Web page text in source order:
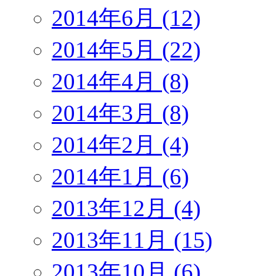
2014年6月 (12)
2014年5月 (22)
2014年4月 (8)
2014年3月 (8)
2014年2月 (4)
2014年1月 (6)
2013年12月 (4)
2013年11月 (15)